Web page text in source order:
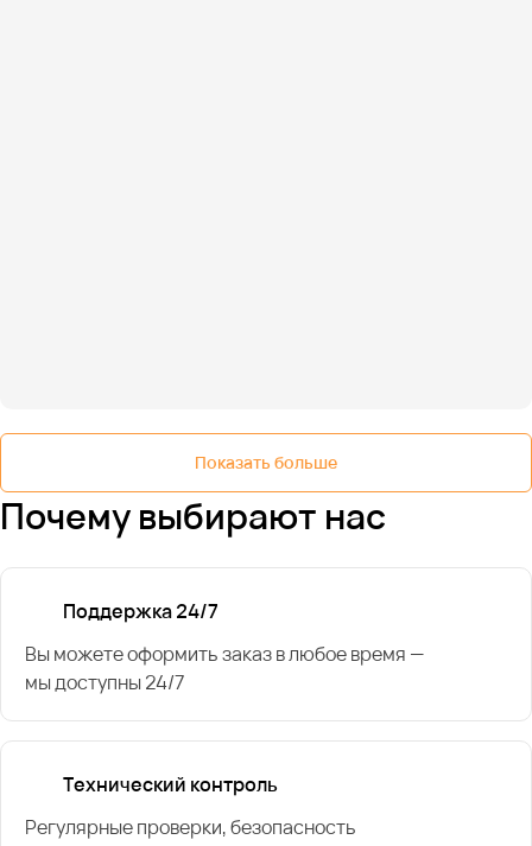
Показать больше
Почему выбирают нас
Поддержка 24/7
Вы можете оформить заказ в любое время —
мы доступны 24/7
Технический контроль
Регулярные проверки, безопасность